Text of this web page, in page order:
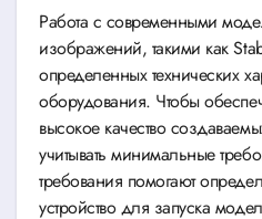
Работа с современными моделями генерации
изображений, такими как
определенных технических
оборудования. Чтобы
высокое качество
учитывать минимальные
требования помогают
устройство для запуска